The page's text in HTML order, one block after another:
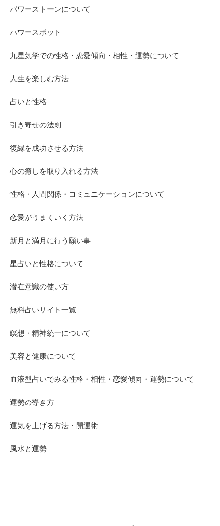
パワーストーンについて
パワースポット
九星気学での性格・恋愛傾向・相性・運勢について
人生を楽しむ方法
占いと性格
引き寄せの法則
復縁を成功させる方法
心の癒しを取り入れる方法
性格・人間関係・コミュニケーションについて
恋愛がうまくいく方法
新月と満月に行う願い事
星占いと性格について
潜在意識の使い方
無料占いサイト一覧
瞑想・精神統一について
美容と健康について
血液型占いでみる性格・相性・恋愛傾向・運勢について
運勢の導き方
運気を上げる方法・開運術
風水と運勢